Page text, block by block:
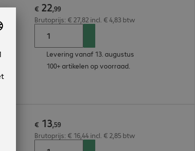
€ 22,99
Brutoprijs: € 27,82 incl. € 4,83 btw
Levering vanaf 13. augustus
100+ artikelen op voorraad.
€ 13,59
Brutoprijs: € 16,44 incl. € 2,85 btw